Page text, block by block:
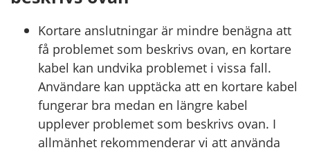
Kortare anslutningar är mindre benägna att
få problemet som beskrivs ovan, en kortare
kabel kan undvika problemet i vissa fall.
Användare kan upptäcka att en kortare kabel
fungerar bra medan en längre kabel
upplever problemet som beskrivs ovan. I
allmänhet rekommenderar vi att använda